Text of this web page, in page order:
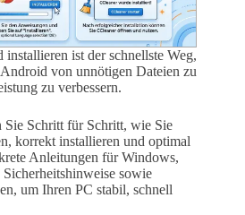
ist der schnellste Weg,
von unnötigen Dateien zu
zu verbessern.
Sie Schritt für Schritt, wie Sie
korrekt installieren und optimal
Anleitungen für Windows,
sowie
um Ihren PC stabil, schnell